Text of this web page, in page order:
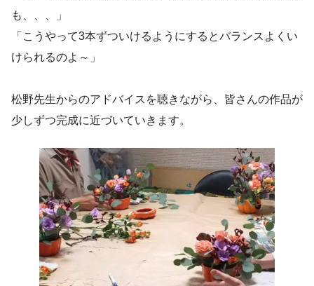
も、、、」
「こうやって3本ずついけるようにするとバランスよくい
けられるのよ～」
松野先生からのアドバイスを聴きながら、皆さんの作品が
少しずつ完成に近づいていきます。